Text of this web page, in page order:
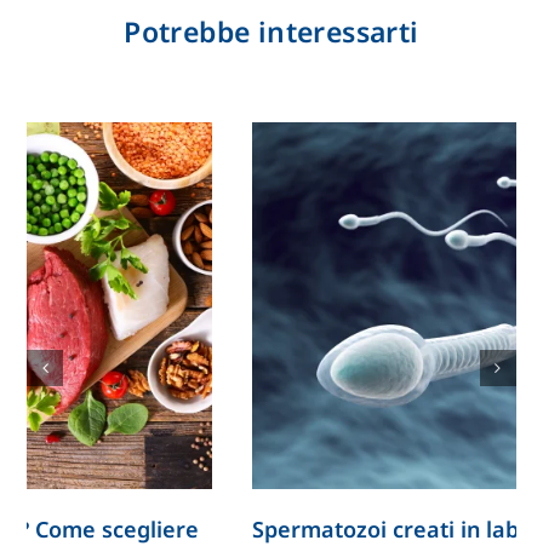
Potrebbe interessarti
Spermatozoi creati in laboratorio: la ricerca